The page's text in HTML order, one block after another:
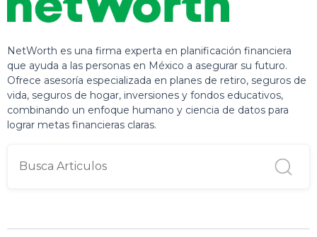
NetWorth es una firma experta en planificación financiera
que ayuda a las personas en México a asegurar su futuro.
Ofrece asesoría especializada en planes de retiro, seguros de
vida, seguros de hogar, inversiones y fondos educativos,
combinando un enfoque humano y ciencia de datos para
lograr metas financieras claras.